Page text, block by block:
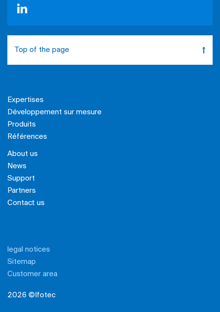
Top of the page
Expertises
Développement sur mesure
Produits
Références
About us
News
Support
Partners
Contact us
legal notices
Sitemap
Customer area
2026 ©Ifotec